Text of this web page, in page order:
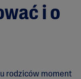
i o
rodziców moment